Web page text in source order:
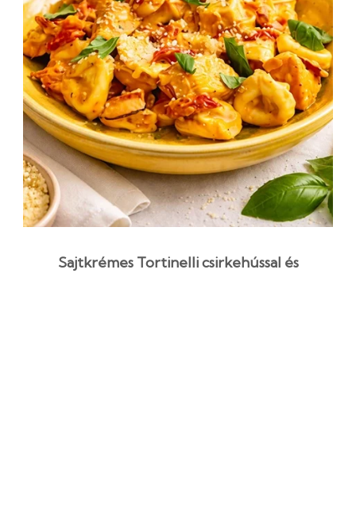
Sajtkrémes Tortinelli csirkehússal és